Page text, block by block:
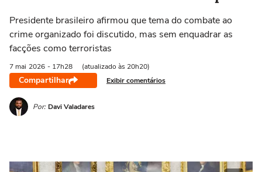
Presidente brasileiro afirmou que tema do combate ao
crime organizado foi discutido, mas sem enquadrar as
facções como terroristas
7 mai 2026 - 17h28 (atualizado às 20h20)
Compartilhar Exibir comentários
Por: Davi Valadares